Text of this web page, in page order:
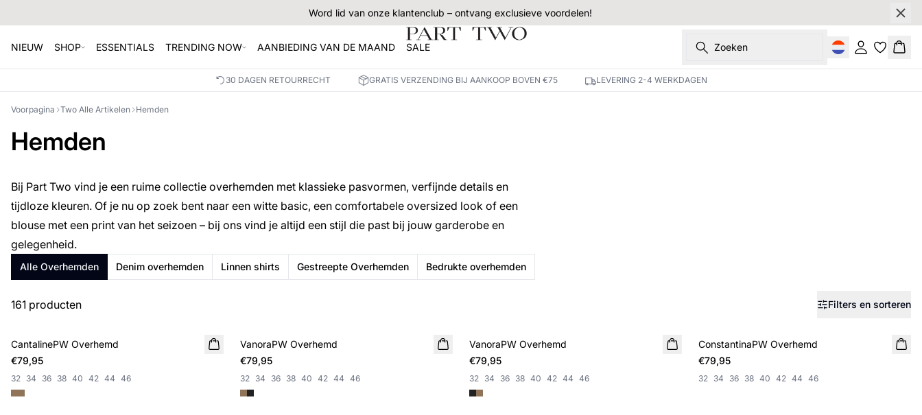
Word lid van onze klantenclub – ontvang exclusieve voordelen!
NIEUW SHOP ESSENTIALS TRENDING NOW AANBIEDING VAN DE MAAND SALE Zoeken Inloggen
30 DAGEN RETOURRECHT GRATIS VERZENDING BIJ AANKOOP BOVEN €75 LEVERING 2-4 WERKDAGEN
Voorpagina Two Alle Artikelen Hemden
Hemden
Bij Part Two vind je een ruime collectie overhemden met klassieke pasvormen, verfijnde details en
tijdloze kleuren. Of je nu op zoek bent naar een witte basic, een comfortabele oversized look of een
blouse met een print van het seizoen – bij ons vind je altijd een stijl die past bij jouw garderobe en
gelegenheid.
Alle Overhemden Denim overhemden Linnen shirts Gestreepte Overhemden Bedrukte overhemden
161 producten Filters en sorteren
NIEUWE
CantalinePW Overhemd
€79,95
32 34 36 38 40 42 44 46
NIEUWE
VanoraPW Overhemd
€79,95
32 34 36 38 40 42 44 46
NIEUWE
VanoraPW Overhemd
€79,95
32 34 36 38 40 42 44 46
NIEUWE
ConstantinaPW Overhemd
€79,95
32 34 36 38 40 42 44 46